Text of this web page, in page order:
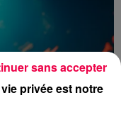
privée est notre
sans accepter